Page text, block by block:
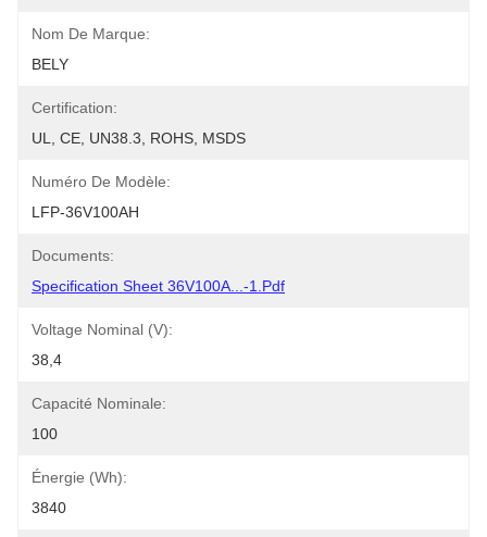
Nom De Marque:
BELY
Certification:
UL, CE, UN38.3, ROHS, MSDS
Numéro De Modèle:
LFP-36V100AH
Documents:
Specification Sheet 36V100A...-1.pdf
Voltage Nominal (V):
38,4
Capacité Nominale:
100
Énergie (Wh):
3840